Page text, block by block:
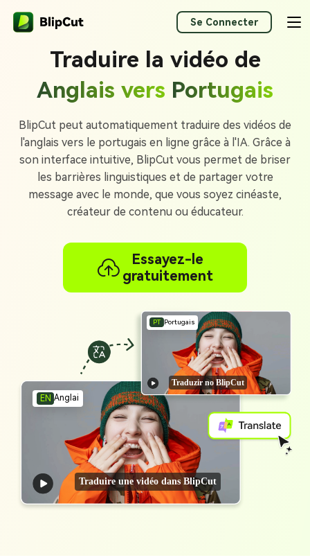
Se Connecter
Traduire la vidéo de
Anglais vers Portugais
BlipCut peut automatiquement traduire des vidéos de
l'anglais vers le portugais en ligne grâce à l'IA. Grâce à
son interface intuitive, BlipCut vous permet de briser
les barrières linguistiques et de partager votre
message avec le monde, que vous soyez cinéaste,
créateur de contenu ou éducateur.
Essayez-le
gratuitement
EN Anglai
PT Portugais
Traduire une vidéo dans BlipCut
Traduzir no BlipCut